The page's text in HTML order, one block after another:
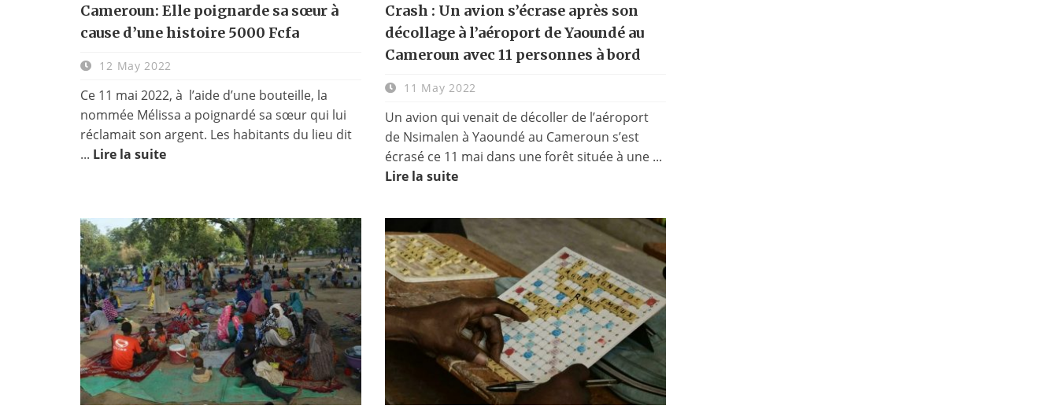
Cameroun: Elle poignarde sa sœur à
cause d’une histoire 5000 Fcfa
12 May 2022
Ce 11 mai 2022, à l’aide d’une bouteille, la
nommée Mélissa a poignardé sa sœur qui lui
réclamait son argent. Les habitants du lieu dit
... Lire la suite
Crash : Un avion s’écrase après son
décollage à l’aéroport de Yaoundé au
Cameroun avec 11 personnes à bord
11 May 2022
Un avion qui venait de décoller de l’aéroport
de Nsimalen à Yaoundé au Cameroun s’est
écrasé ce 11 mai dans une forêt située à une ...
Lire la suite